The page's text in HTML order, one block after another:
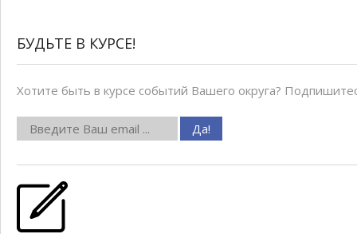
БУДЬТЕ В КУРСЕ!
Хотите быть в курсе событий Вашего округа?